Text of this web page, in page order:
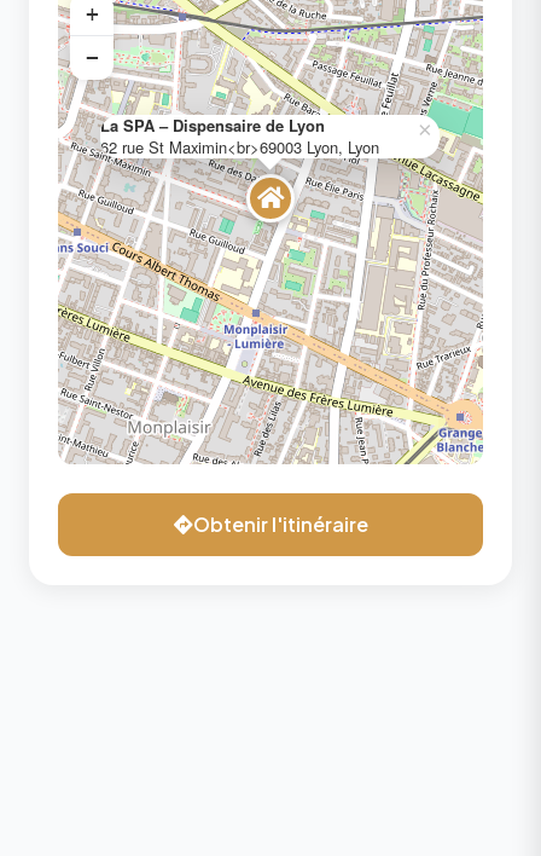
La SPA – Dispensaire de Lyon
62 rue St Maximin<br>69003 Lyon, Lyon
×
+
−
Obtenir l'itinéraire